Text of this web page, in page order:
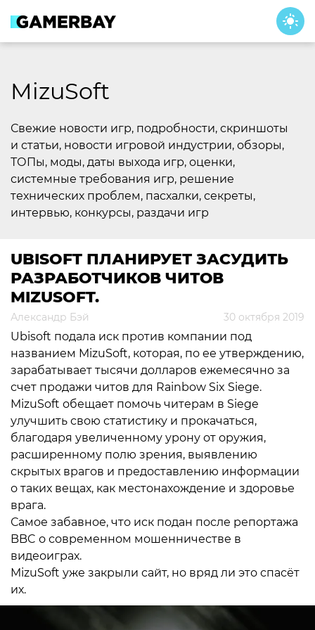
content
MizuSoft
Свежие новости игр, подробности, скриншоты
и статьи, новости игровой индустрии, обзоры,
ТОПы, моды, даты выхода игр, оценки,
системные требования игр, решение
технических проблем, пасхалки, секреты,
интервью, конкурсы, раздачи игр
UBISOFT ПЛАНИРУЕТ ЗАСУДИТЬ
РАЗРАБОТЧИКОВ ЧИТОВ
MIZUSOFT.
Александр Бэй 30 октября 2019
Ubisoft подала иск против компании под
названием MizuSoft, которая, по ее утверждению,
зарабатывает тысячи долларов ежемесячно за
счет продажи читов для Rainbow Six Siege.
MizuSoft обещает помочь читерам в Siege
улучшить свою статистику и прокачаться,
благодаря увеличенному урону от оружия,
расширенному полю зрения, выявлению
скрытых врагов и предоставлению информации
о таких вещах, как местонахождение и здоровье
врага.
Самое забавное, что иск подан после репортажа
BBC о современном мошенничестве в
видеоиграх.
MizuSoft уже закрыли сайт, но вряд ли это спасёт
их.